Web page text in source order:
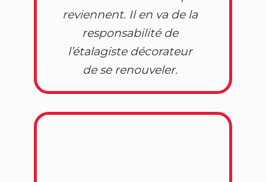
reviennent. Il en va de la
responsabilité de
l’étalagiste décorateur
de se renouveler.